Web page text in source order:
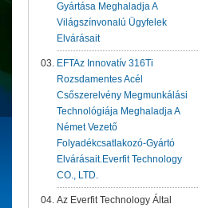
Gyártása Meghaladja A
Világszínvonalú Ügyfelek
Elvárásait
EFTAz Innovatív 316Ti
Rozsdamentes Acél
Csőszerelvény Megmunkálási
Technológiája Meghaladja A
Német Vezető
Folyadékcsatlakozó-Gyártó
Elvárásait.Everfit Technology
CO., LTD.
Az Everfit Technology Által